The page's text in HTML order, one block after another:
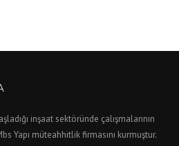
inşaat sektöründe çalışmalarının
Yapı müteahhitlik firmasını kurmuştur.